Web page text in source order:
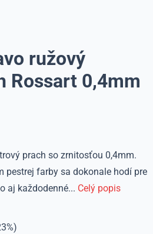
ružový
Rossart 0,4mm
prach so zrnitosťou 0,4mm.
pestrej farby sa dokonale hodí pre
aj každodenné... Celý popis